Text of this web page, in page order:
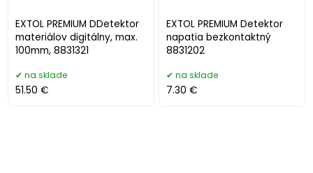
EXTOL PREMIUM DDetektor
materiálov digitálny, max.
100mm, 8831321
na sklade
51.50 €
EXTOL PREMIUM Detektor
napatia bezkontaktný
8831202
na sklade
7.30 €